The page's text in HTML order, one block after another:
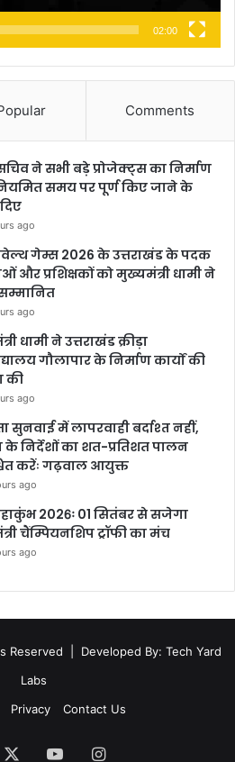
02:00
Comments
ने सभी बड़े प्रोजेक्ट्स का निर्माण
समय पर पूर्ण किए जाने के
ago
गेम्स 2026 के उत्तराखंड के पदक
और प्रशिक्षकों को मुख्यमंत्री धामी ने
ago
धामी ने उत्तराखंड क्रीड़ा
गौलापार के निर्माण कार्यों की
की
ago
सुनवाई में लापरवाही बर्दाश्त नहीं,
निर्देशों का शत-प्रतिशत पालन
करेंः गढ़वाल आयुक्त
ago
2026ः 01 सितंबर से सजेगा
चैंम्पियनशिप ट्रॉफी का मंच
ago
Reserved | Developed By: Tech Yard
Labs
Privacy Contact Us
YouTubeInstagram